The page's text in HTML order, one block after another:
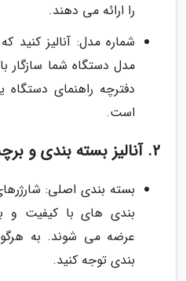
را ارائه می دهند.
شماره مدل: آنالیز کنید
مدل دستگاه شما سازگار
دفترچه راهنمای
است.
2. آنالیز بسته بندی و برچسب ها
بسته بندی اصلی:
بندی های با کیفیت و با
عرضه می شوند. به
بندی توجه کنید.